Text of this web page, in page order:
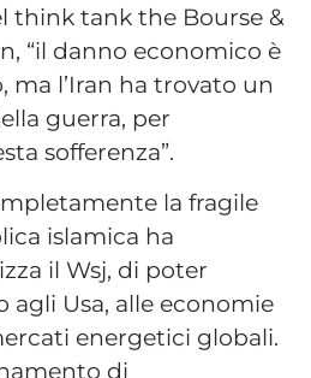
think tank the Bourse &
“il danno economico è
l’Iran ha trovato un
guerra, per
sofferenza”.
la fragile
islamica ha
il Wsj, di poter
agli Usa, alle economie
energetici globali.
di